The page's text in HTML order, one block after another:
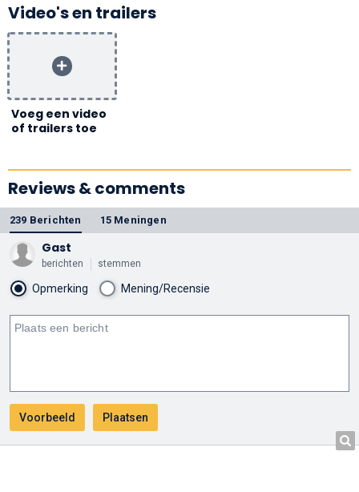
Video's en trailers
Voeg een video
of trailers toe
Reviews & comments
239 Berichten 15 Meningen
Gast
berichten stemmen
Opmerking Mening/Recensie